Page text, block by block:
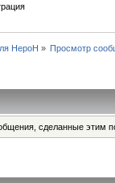
HepoH » Просмотр
сделанные этим